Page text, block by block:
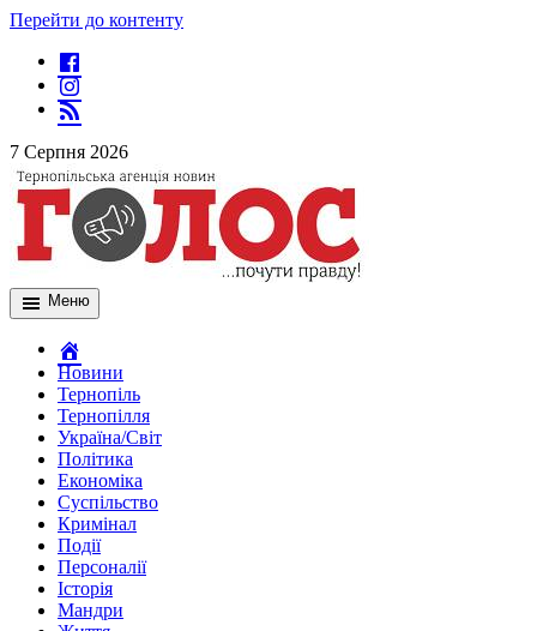
Перейти до контенту
7 Серпня 2026
Меню
Новини
Тернопіль
Тернопілля
Україна/Світ
Політика
Економіка
Суспільство
Кримінал
Події
Персоналії
Історія
Мандри